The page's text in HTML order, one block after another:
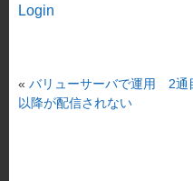
Login
« バリューサーバで運用 2通
以降が配信されない